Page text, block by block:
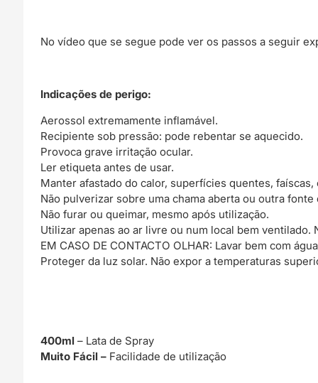
No vídeo que se segue pode ver os passos a seguir
Indicações de perigo:
Aerossol extremamente inflamável.
Recipiente sob pressão: pode rebentar se aquecido.
Provoca grave irritação ocular.
Ler etiqueta antes de usar.
Manter afastado do calor, superfícies quentes,
Não pulverizar sobre uma chama aberta ou outra fonte
Não furar ou queimar, mesmo após utilização.
Utilizar apenas ao ar livre ou num local bem ventilado.
EM CASO DE CONTACTO OLHAR: Lavar bem com
Proteger da luz solar. Não expor a temperaturas
400ml – Lata de Spray
Muito Fácil – Facilidade de utilização